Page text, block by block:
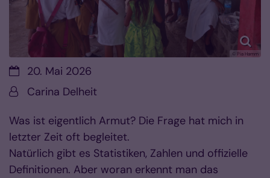
© Pia Hamm
Datum:20. Mai 2026
Von:Carina Delheit
Was ist eigentlich Armut? Die Frage hat mich in
letzter Zeit oft begleitet.
Natürlich gibt es Statistiken, Zahlen und offizielle
Definitionen. Aber woran erkennt man das